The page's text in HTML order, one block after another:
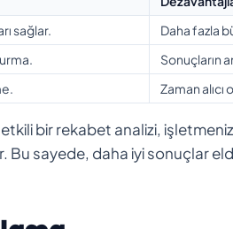
sağlar.
Daha fazla
Sonuçların
Zaman alıcı
bir rekabet analizi,
Bu sayede, daha iyi sonuçlar